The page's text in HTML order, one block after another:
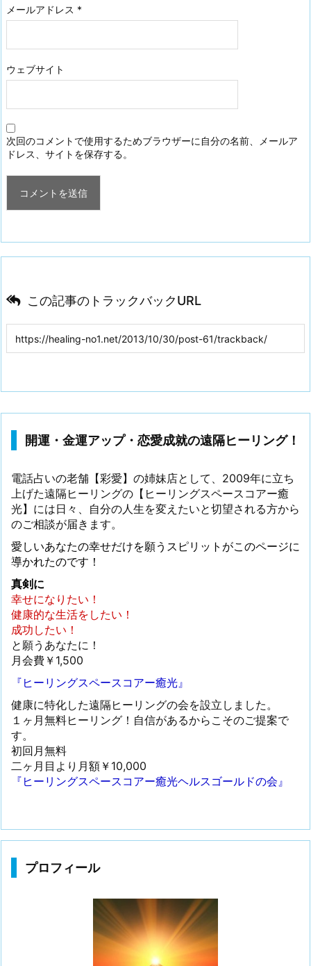
メールアドレス *
ウェブサイト
次回のコメントで使用するためブラウザーに自分の名前、メールア
ドレス、サイトを保存する。
この記事のトラックバックURL
開運・金運アップ・恋愛成就の遠隔ヒーリング！
電話占いの老舗【彩愛】の姉妹店として、2009年に立ち
上げた遠隔ヒーリングの【ヒーリングスペースコアー癒
光】には日々、自分の人生を変えたいと切望される方から
のご相談が届きます。
愛しいあなたの幸せだけを願うスピリットがこのページに
導かれたのです！
真剣に
幸せになりたい！
健康的な生活をしたい！
成功したい！
と願うあなたに！
月会費￥1,500
『ヒーリングスペースコアー癒光』
健康に特化した遠隔ヒーリングの会を設立しました。
１ヶ月無料ヒーリング！自信があるからこそのご提案で
す。
初回月無料
二ヶ月目より月額￥10,000
『ヒーリングスペースコアー癒光ヘルスゴールドの会』
プロフィール